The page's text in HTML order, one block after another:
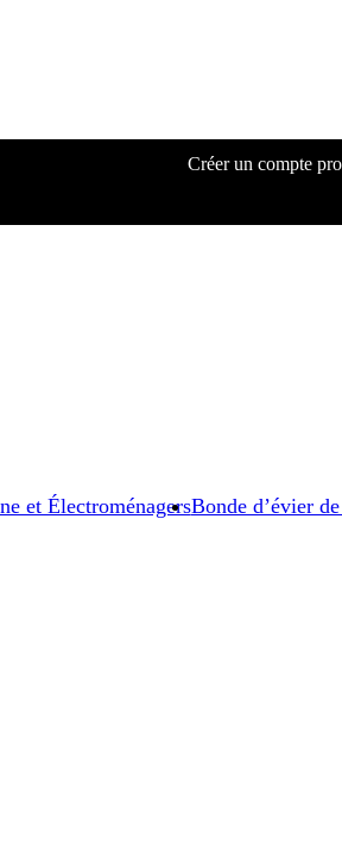
Créer un compte
et ÉlectroménagersBonde d’évier